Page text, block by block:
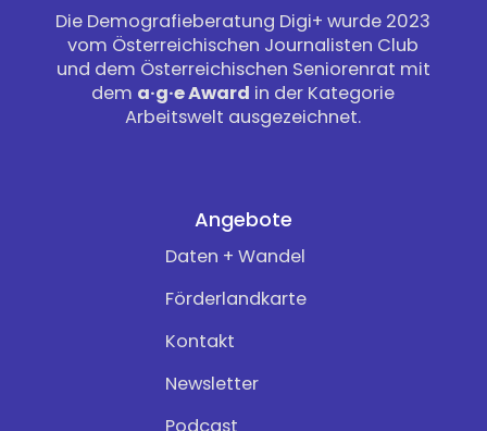
Die Demografieberatung Digi+ wurde 2023
vom Österreichischen Journalisten Club
und dem Österreichischen Seniorenrat mit
dem a·g·e Award in der Kategorie
Arbeitswelt ausgezeichnet.
Angebote
Daten + Wandel
Förderlandkarte
Kontakt
Newsletter